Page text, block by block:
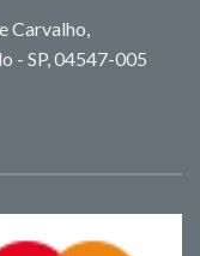
Carvalho,
- SP, 04547-005